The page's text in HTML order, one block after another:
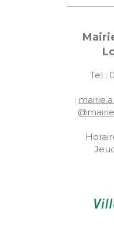
Tel :
: